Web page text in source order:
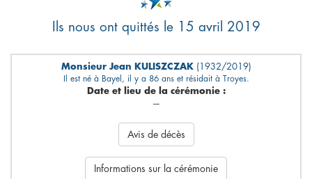
Ils nous ont quittés le 15 avril 2019
Monsieur Jean KULISZCZAK (1932/2019)
Il est né à Bayel, il y a 86 ans et résidait à Troyes.
Date et lieu de la cérémonie :
---
Avis de décès
Informations sur la cérémonie